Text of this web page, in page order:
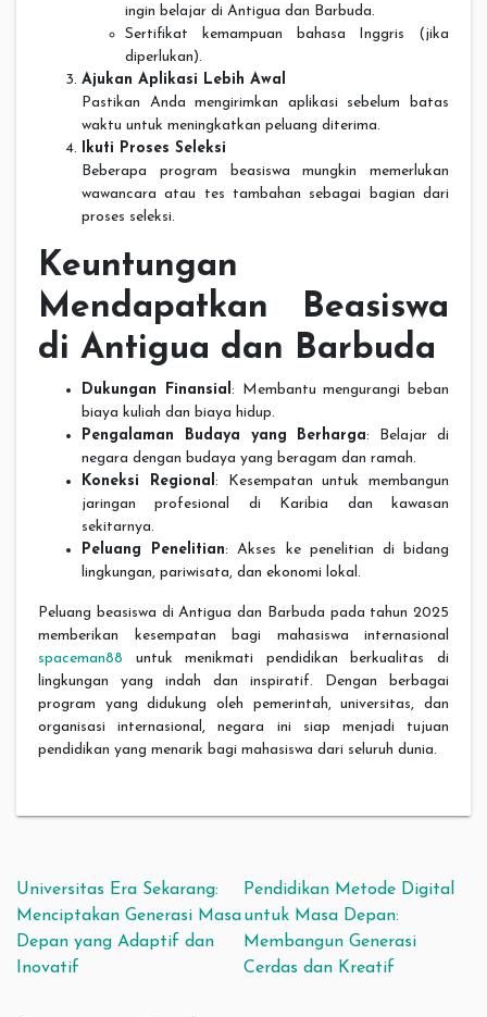
ingin belajar di Antigua dan Barbuda.
Sertifikat kemampuan bahasa Inggris (jika
diperlukan).
Ajukan Aplikasi Lebih Awal
Pastikan Anda mengirimkan aplikasi sebelum batas
waktu untuk meningkatkan peluang diterima.
Ikuti Proses Seleksi
Beberapa program beasiswa mungkin memerlukan
wawancara atau tes tambahan sebagai bagian dari
proses seleksi.
Keuntungan
Mendapatkan Beasiswa
di Antigua dan Barbuda
Dukungan Finansial: Membantu mengurangi beban
biaya kuliah dan biaya hidup.
Pengalaman Budaya yang Berharga: Belajar di
negara dengan budaya yang beragam dan ramah.
Koneksi Regional: Kesempatan untuk membangun
jaringan profesional di Karibia dan kawasan
sekitarnya.
Peluang Penelitian: Akses ke penelitian di bidang
lingkungan, pariwisata, dan ekonomi lokal.
Peluang beasiswa di Antigua dan Barbuda pada tahun 2025
memberikan kesempatan bagi mahasiswa internasional
spaceman88 untuk menikmati pendidikan berkualitas di
lingkungan yang indah dan inspiratif. Dengan berbagai
program yang didukung oleh pemerintah, universitas, dan
organisasi internasional, negara ini siap menjadi tujuan
pendidikan yang menarik bagi mahasiswa dari seluruh dunia.
Post navigation
Universitas Era Sekarang:
Menciptakan Generasi Masa
Depan yang Adaptif dan
Inovatif
Pendidikan Metode Digital
untuk Masa Depan:
Membangun Generasi
Cerdas dan Kreatif